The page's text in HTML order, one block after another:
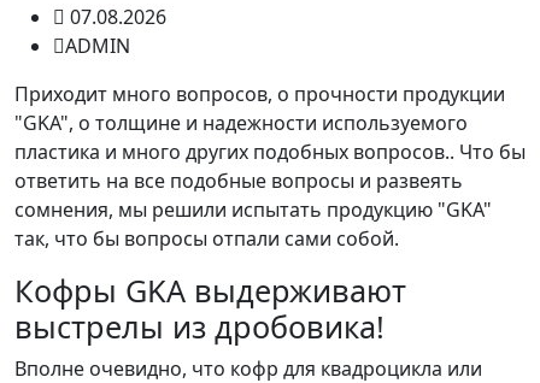
07.08.2026
ADMIN
Приходит много вопросов, о прочности продукции
"GKA", о толщине и надежности используемого
пластика и много других подобных вопросов.. Что бы
ответить на все подобные вопросы и развеять
сомнения, мы решили испытать продукцию "GKA"
так, что бы вопросы отпали сами собой.
Кофры GKA выдерживают
выстрелы из дробовика!
Вполне очевидно, что кофр для квадроцикла или
Кофры TESSERACT для квадроциклов
Для кофров
Крепления